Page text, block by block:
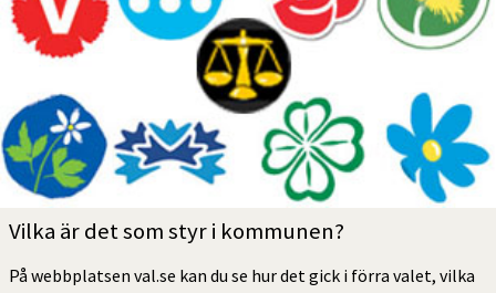
Vilka är det som styr i kommunen?
På webbplatsen val.se kan du se hur det gick i förra valet, vilka